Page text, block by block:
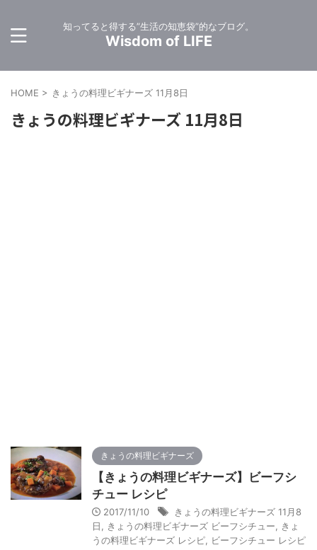
知ってると得する”生活の知恵袋”的なブログ。
Wisdom of LIFE
HOME > きょうの料理ビギナーズ 11月8日
きょうの料理ビギナーズ 11月8日
きょうの料理ビギナーズ
【きょうの料理ビギナーズ】ビーフシ
チュー レシピ
2017/11/10
きょうの料理ビギナーズ 11月8
日
きょうの料理ビギナーズ ビーフシチュー
きょ
うの料理ビギナーズ レシピ
ビーフシチュー レシピ